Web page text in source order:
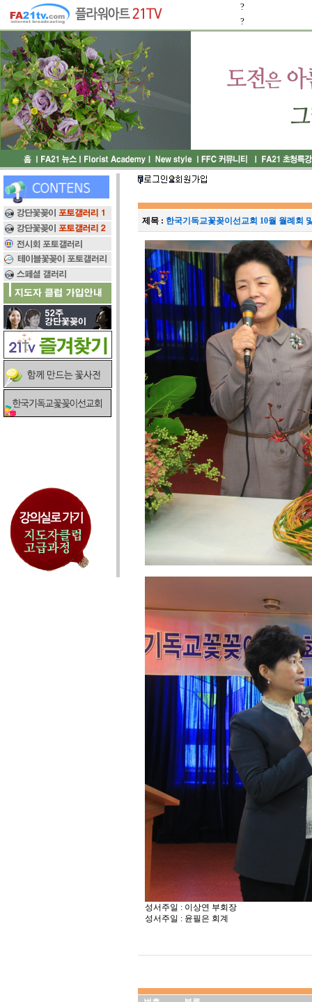
?
?
제목 : 한국기독교꽃꽂이선교회 10월 월례회
성서주일 : 이상연 부회장
성서주일 : 윤필은 회계